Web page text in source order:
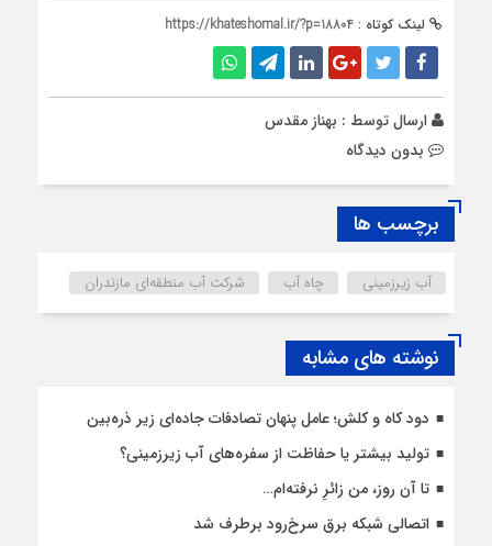
لینک کوتاه : https://khateshomal.ir/?p=18804
ارسال توسط : بهناز مقدس
بدون دیدگاه
برچسب ها
آب زیرزمینی چاه آب شرکت آب منطقه‌ای مازندران
نوشته های مشابه
دود کاه و کلش؛ عامل پنهان تصادفات جاده‌ای زیر ذره‌بین
تولید بیشتر یا حفاظت از سفره‌های آب زیرزمینی؟
تا آن روز، من زائرِ نرفته‌ام…
اتصالی شبکه برق سرخ‌رود برطرف شد